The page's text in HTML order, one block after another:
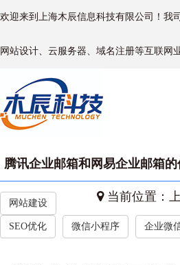
欢迎来到上海木辰信息科技有限公司！我
网站设计、云服务器、域名注册等互联网
腾讯企业邮箱和网易企业邮箱
当前位置：
网站建设
SEO优化 微信小程序 企业微